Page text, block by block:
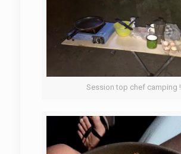
Session top chef camping !